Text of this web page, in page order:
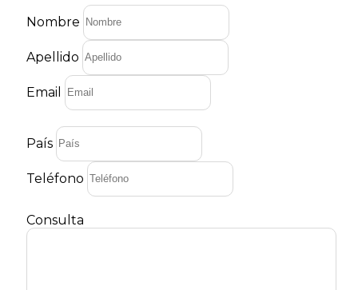
Nombre
Apellido
Email
País
Teléfono
Consulta